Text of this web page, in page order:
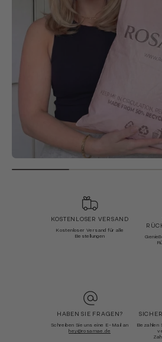
KOSTENLOSER VERSAND
Kostenloser Versand für alle
Bestellungen
HABEN SIE FRAGEN?
Schreiben Sie uns eine E-Mail an
hey@rosamae.de
Bezahlen